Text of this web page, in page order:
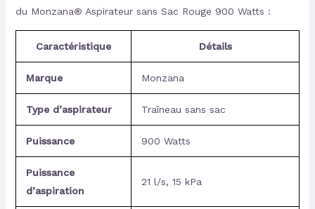
du Monzana® Aspirateur sans Sac Rouge 900 Watts :
Caractéristique Détails
Marque Monzana
Type d’aspirateur Traîneau sans sac
Puissance 900 Watts
Puissance
d’aspiration
21 l/s, 15 kPa